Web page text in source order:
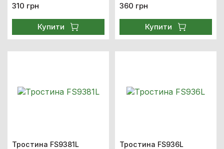
310 грн
Купити
360 грн
Купити
Тростина FS9381L Тростина FS936L